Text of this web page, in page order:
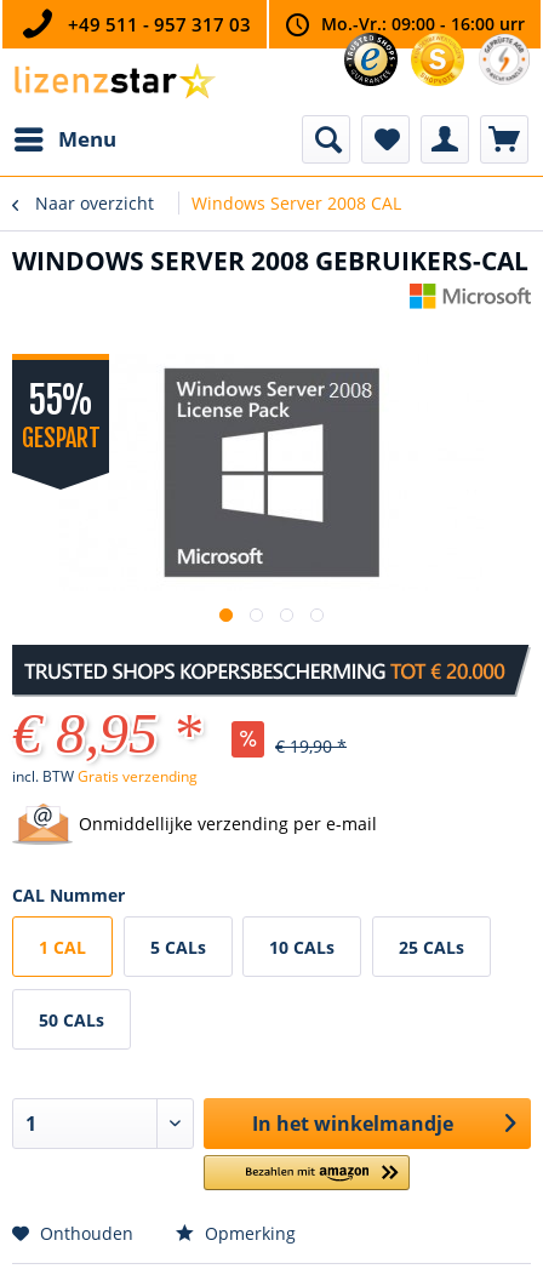
+49 511 - 957 317 03 Mo.-Vr.: 09:00 - 16:00 urr
Menu
Naar overzicht Windows Server 2008 CAL
WINDOWS SERVER 2008 GEBRUIKERS-CAL
55%
GESPART
€ 8,95 * € 19,90 *
incl. BTWGratis verzending
Onmiddellijke verzending per e-mail
CAL Nummer
1 CAL 5 CALs 10 CALs 25 CALs
50 CALs
In het winkelmandje
Onthouden Opmerking